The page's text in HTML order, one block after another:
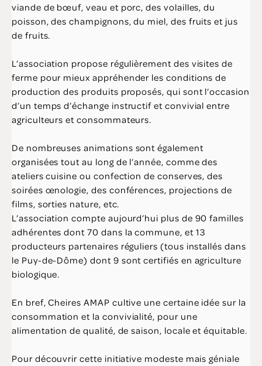
viande de bœuf, veau et porc, des volailles, du
poisson, des champignons, du miel, des fruits et jus
de fruits.
L’association propose régulièrement des visites de
ferme pour mieux appréhender les conditions de
production des produits proposés, qui sont l’occasion
d’un temps d’échange instructif et convivial entre
agriculteurs et consommateurs.
De nombreuses animations sont également
organisées tout au long de l’année, comme des
ateliers cuisine ou confection de conserves, des
soirées œnologie, des conférences, projections de
films, sorties nature, etc.
L’association compte aujourd’hui plus de 90 familles
adhérentes dont 70 dans la commune, et 13
producteurs partenaires réguliers (tous installés dans
le Puy-de-Dôme) dont 9 sont certifiés en agriculture
biologique.
En bref, Cheires AMAP cultive une certaine idée sur la
consommation et la convivialité, pour une
alimentation de qualité, de saison, locale et équitable.
Pour découvrir cette initiative modeste mais géniale